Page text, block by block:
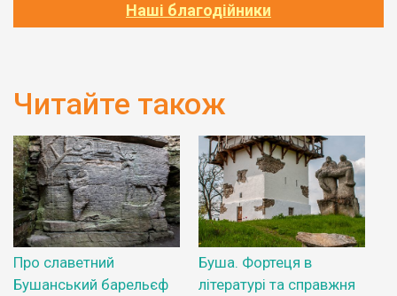
Наші благодійники
Читайте також
Про славетний
Бушанський барельєф
Буша. Фортеця в
літературі та справжня